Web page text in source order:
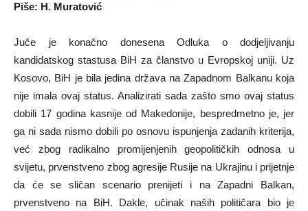
Piše: H. Muratović
Juče je konačno donesena Odluka o dodjeljivanju
kandidatskog stastusa BiH za članstvo u Evropskoj uniji. Uz
Kosovo, BiH je bila jedina država na Zapadnom Balkanu koja
nije imala ovaj status. Analizirati sada zašto smo ovaj status
dobili 17 godina kasnije od Makedonije, bespredmetno je, jer
ga ni sada nismo dobili po osnovu ispunjenja zadanih kriterija,
već zbog radikalno promijenjenih geopolitičkih odnosa u
svijetu, prvenstveno zbog agresije Rusije na Ukrajinu i prijetnje
da će se sličan scenario prenijeti i na Zapadni Balkan,
prvenstveno na BiH. Dakle, učinak naših političara bio je